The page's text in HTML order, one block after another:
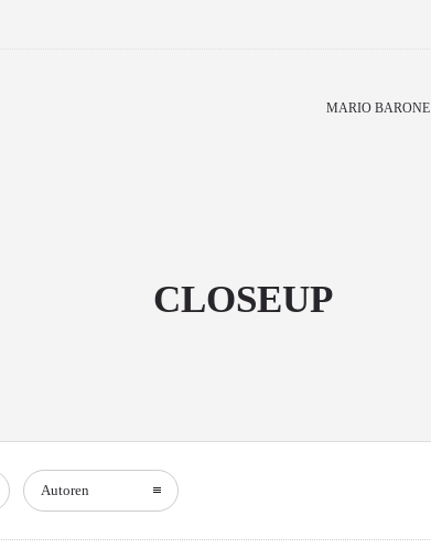
MARIO BARONE
CLOSEUP
Autoren